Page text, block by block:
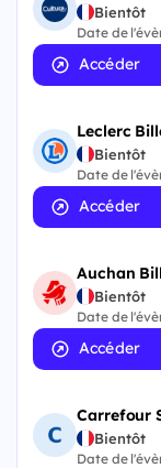
Bientôt
Date de
Accéder
Leclerc
Bientôt
Date de
Accéder
Auchan
Bientôt
Date de
Accéder
Carrefour
Bientôt
Date de